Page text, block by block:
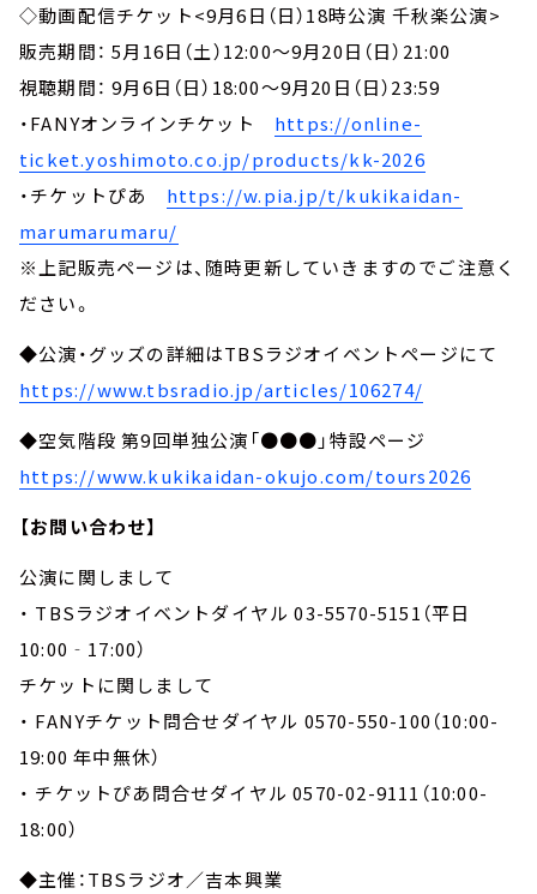
◇動画配信チケット<9月6日（日）18時公演 千秋楽公演>
販売期間： 5月16日（土）12:00～9月20日（日）21:00
視聴期間： 9月6日（日）18:00～9月20日（日）23:59
・FANYオンラインチケット https://online-
ticket.yoshimoto.co.jp/products/kk-2026
・チケットぴあ https://w.pia.jp/t/kukikaidan-
marumarumaru/
※上記販売ページは、随時更新していきますのでご注意く
ださい。
◆公演・グッズの詳細はTBSラジオイベントページにて
https://www.tbsradio.jp/articles/106274/
◆空気階段 第9回単独公演「●●●」特設ページ
https://www.kukikaidan-okujo.com/tours2026
【お問い合わせ】
公演に関しまして
・ TBSラジオイベントダイヤル 03-5570-5151（平日
10:00‐17:00）
チケットに関しまして
・ FANYチケット問合せダイヤル 0570-550-100（10:00-
19:00 年中無休）
・ チケットぴあ問合せダイヤル 0570-02-9111（10:00-
18:00）
◆主催：TBSラジオ／吉本興業